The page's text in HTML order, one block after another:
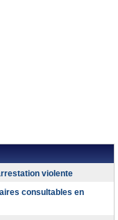
violente
consultables en